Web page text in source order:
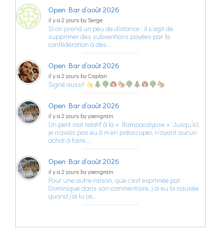
Open Bar d’août 2026
il y a 2 jours by Serge
Si on prend un peu de distance : il s’agit de
supprimer des subventions payées par la
confédération à des…
Open Bar d’août 2026
il y a 2 jours by Caplan
Signé aussi!
Open Bar d’août 2026
il y a 2 jours by ysengrain
Un petit mot relatif à la « Rampocalypse ». Jusqu’ici,
je n’avais pas eu à m’en préoccuper, n’ayant aucun
achat à faire,…
Open Bar d’août 2026
il y a 2 jours by ysengrain
Pour une autre raison, que c’est exprimée par
Dominique dans son commentaire, j’ai eu la nausée
quand j’ai lu ce…